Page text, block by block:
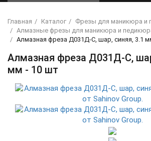
Главная Каталог
Фрезы для маникюра и
Алмазные фрезы для маникюра и
Алмазная фреза Д031Д-С, шар, синяя, 3.1
Алмазная фреза Д031Д-С,
мм - 10 шт